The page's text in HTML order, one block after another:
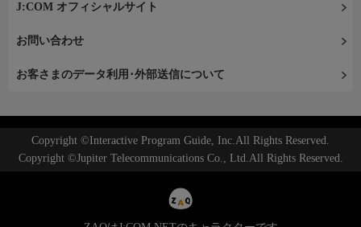
J:COM オフィシャルサイト
お問い合わせ
お客さまのデータ利用･外部送信について
Copyright ©Interactive Program Guide, Inc.All Rights Reserved.
Copyright ©Jupiter Telecommunications Co., Ltd.All Rights Reserved.